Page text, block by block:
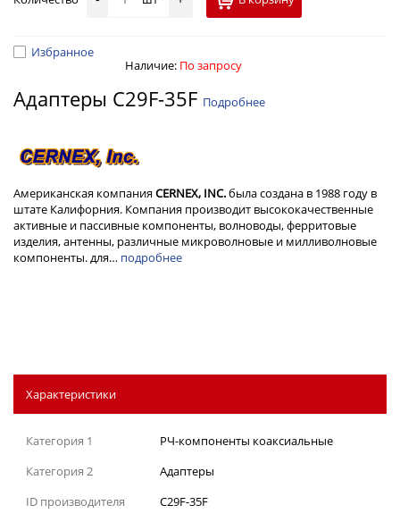
Избранное
Наличие: По запросу
Адаптеры C29F-35F Подробнее
Американская компанияCERNEX, INC.была создана в 1988 году в
штате Калифорния. Компания производит высококачественные
активные и пассивные компоненты, волноводы, ферритовые
изделия, антенны, различные микроволновые и милливолновые
компоненты. для… подробнее
Характеристики
Категория 1
РЧ-компоненты коаксиальные
Категория 2
Адаптеры
ID производителя
C29F-35F